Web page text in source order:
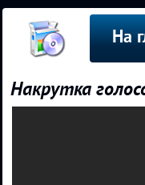
На
Накрутка